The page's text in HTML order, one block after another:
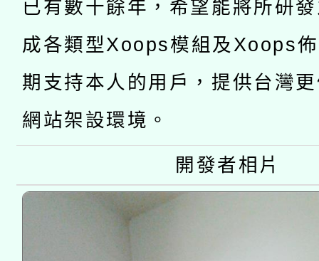
師專業成長研習實施計
方素養工作坊新北場」
族語言臺北學習中心
「族語學習班」招生簡
轉知有關國立成功大學
文教學共融平台-教案
件」活動簡章
教育部國民及學前教育
年度COVID-19疫苗接
接種對象擴大為「滿6
接種之民眾」措施，延
月28日止
已有數十餘年，希望能將所研
成各類型Xoops模組及Xoops
期支持本人的用戶，提供台灣
網站架設環境。
開發者相片